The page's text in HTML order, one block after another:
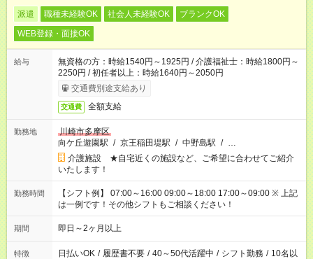
派遣 職種未経験OK 社会人未経験OK
ブランクOK
WEB登録・面接OK
給与
無資格の方：時給1540円～1925円 / 介護福祉士：時給1800円～
2250円 / 初任者以上：時給1640円～2050円
交通費別途支給あり
交通費 全額支給
勤務地
川崎市多摩区
向ケ丘遊園駅 / 京王稲田堤駅 / 中野島駅 / …
介護施設 ★自宅近くの施設など、ご希望に合わせてご紹介
いたします！
勤務時間
【シフト例】 07:00～16:00 09:00～18:00 17:00～09:00 ※ 上記
は一例です！その他シフトもご相談ください！
期間 即日～2ヶ月以上
特徴 日払いOK / 履歴書不要 / 40～50代活躍中 / シフト勤務 / 10名以